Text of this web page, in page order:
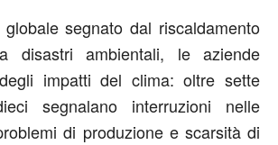
segnato dal riscaldamento
disastri ambientali, le aziende
impatti del clima: oltre sette
segnalano interruzioni nelle
di produzione e scarsità di